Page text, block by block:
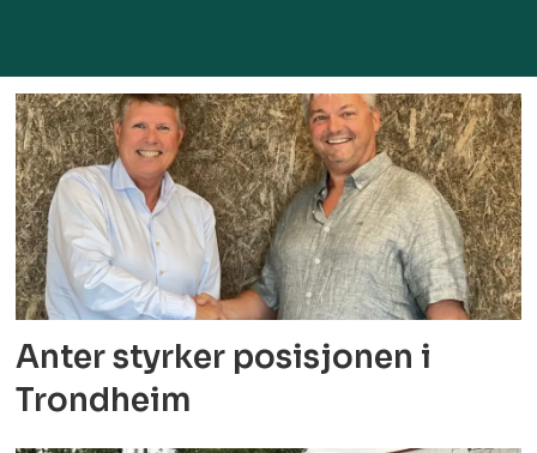
Anter styrker posisjonen i
Trondheim